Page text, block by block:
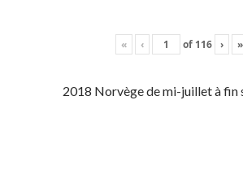
« ‹ of 116 › »
2018 Norvège de mi-juillet à fin